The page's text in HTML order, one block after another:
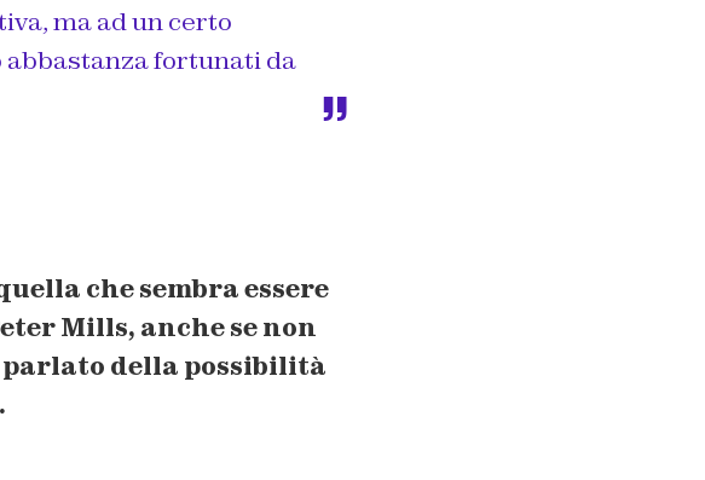
ma ad un certo
abbastanza fortunati da
che sembra essere
Mills, anche se non
parlato della possibilità